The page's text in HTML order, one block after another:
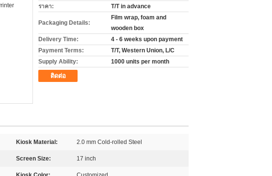
ราคา:
T/T in advance
Packaging Details:
Film wrap, foam and
wooden box
Delivery Time:
4 - 6 weeks upon payment
Payment Terms:
T/T, Western Union, L/C
Supply Ability:
1000 units per month
ติดต่อ
Kiosk Material: 2.0 mm Cold-rolled Steel
Screen Size: 17 inch